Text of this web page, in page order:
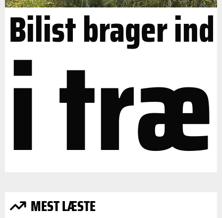
Bilist brager ind
i træ
MEST LÆSTE